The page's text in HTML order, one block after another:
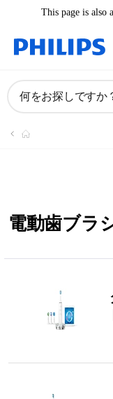
This page is also
何をお探しですか
電動歯ブラ